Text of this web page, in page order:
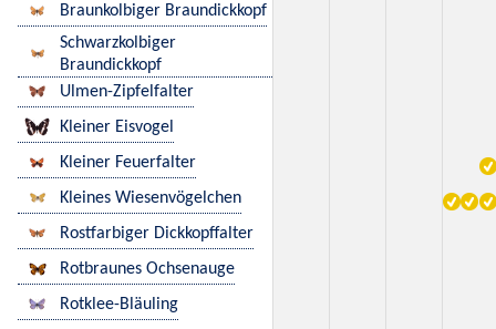
Braunkolbiger Braundickkopf
Schwarzkolbiger
Braundickkopf
Ulmen-Zipfelfalter
Kleiner Eisvogel
Kleiner Feuerfalter
Kleines Wiesenvögelchen
Rostfarbiger Dickkopffalter
Rotbraunes Ochsenauge
Rotklee-Bläuling